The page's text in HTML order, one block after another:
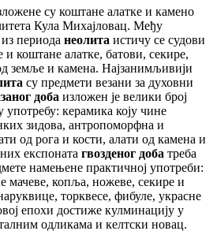
су коштане алатке и камено
Кула Михајловац. Међу
периода неолита истичу се судови
коштане алатке, батови, секире,
земље и камена. Најзанимљивији
су предмети везани за духовни
доба изложен је велики број
употребу: керамика коју чине
зидова, антропоморфна и
од рога и кости, алати од камена и
експоната гвозденог доба треба
намењене практичној употреби:
мачеве, копља, ножеве, секире и
торквесе, фибуле, украсне
епохи достиже кулминацију у
одликама и келтски новац.